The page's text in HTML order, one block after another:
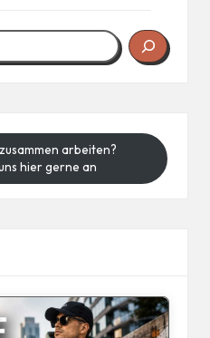
arbeiten?
hier gerne an